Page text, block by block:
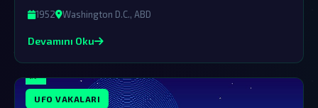
teorisyenlerinin gündeminde.
1952 Washington D.C., ABD
Devamını Oku
UFO VAKALARI